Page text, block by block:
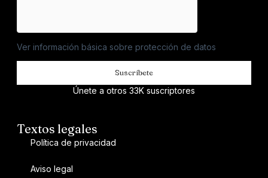
Ver información básica sobre protección de datos
Suscríbete
Únete a otros 33K suscriptores
Textos legales
Política de privacidad
Aviso legal